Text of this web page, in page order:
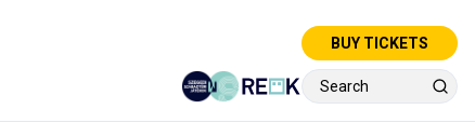
BUY TICKETS